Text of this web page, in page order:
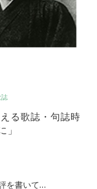
る歌誌・句誌時
」
を書いて…